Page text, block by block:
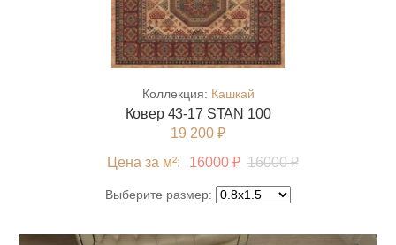
Коллекция: Кашкай
Ковер 43-17 STAN 100
19 200 ₽
Цена за м²:
16000 ₽ 16000 ₽
Выберите размер: